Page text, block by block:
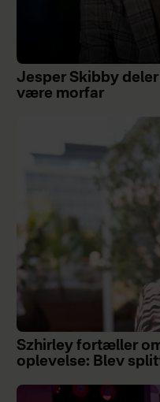
Jesper Skibby
være morfar
Szhirley fortæller
oplevelse: Blev